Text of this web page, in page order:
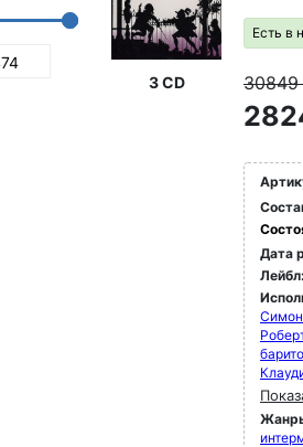
3 CD
Есть в
30849
Дата
Лейбл: